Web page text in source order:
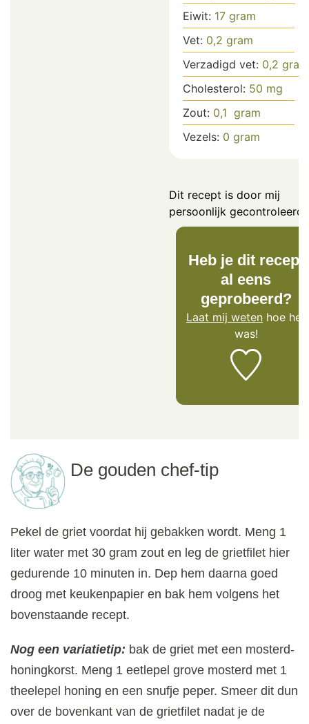
Eiwit: 17 gram
Vet: 0,2 gram
Verzadigd vet: 0,2 gram
Cholesterol: 50 mg
Zout: 0,1 gram
Vezels: 0 gram
Dit recept is door mij
persoonlijk gecontroleerd.
Heb je dit recept
al eens
geprobeerd?
Laat mij weten hoe het
was!
De gouden chef-tip
Pekel de griet voordat hij gebakken wordt. Meng 1
liter water met 30 gram zout en leg de grietfilet hier
gedurende 10 minuten in. Dep hem daarna goed
droog met keukenpapier en bak hem volgens het
bovenstaande recept.
Nog een variatietip: bak de griet met een mosterd-
honingkorst. Meng 1 eetlepel grove mosterd met 1
theelepel honing en een snufje peper. Smeer dit dun
over de bovenkant van de grietfilet nadat je de